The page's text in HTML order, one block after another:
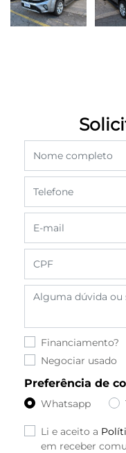
Financiamento?
Negociar usado
Preferência de
Whatsapp
Li e aceito a
em receber